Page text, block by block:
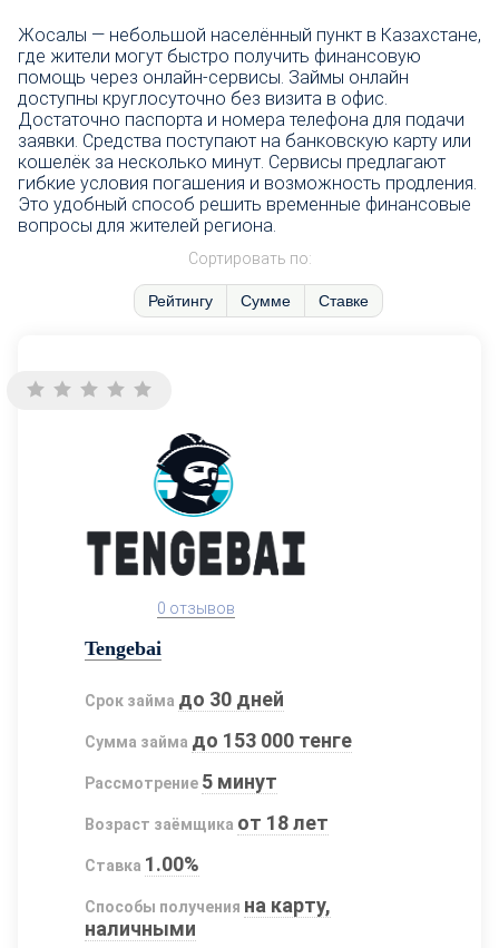
Жосалы — небольшой населённый пункт в Казахстане,
где жители могут быстро получить финансовую
помощь через онлайн-сервисы. Займы онлайн
доступны круглосуточно без визита в офис.
Достаточно паспорта и номера телефона для подачи
заявки. Средства поступают на банковскую карту или
кошелёк за несколько минут. Сервисы предлагают
гибкие условия погашения и возможность продления.
Это удобный способ решить временные финансовые
вопросы для жителей региона.
Сортировать по:
Рейтингу Сумме Ставке
0 отзывов
Tengebai
Срок займа до 30 дней
Сумма займа до 153 000 тенге
Рассмотрение 5 минут
Возраст заёмщика от 18 лет
Ставка 1.00%
Способы получения на карту,
наличными